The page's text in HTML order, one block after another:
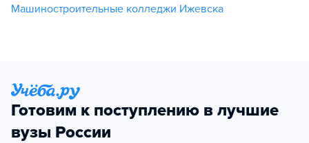
Машиностроительные колледжи Ижевска
Готовим к поступлению в лучшие
вузы России